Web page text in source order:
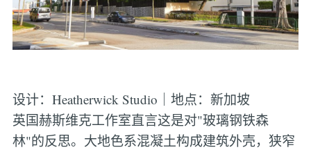
设计：Heatherwick Studio｜地点：新加坡
英国赫斯维克工作室直言这是对"玻璃钢铁森
林"的反思。大地色系混凝土构成建筑外壳，狭窄